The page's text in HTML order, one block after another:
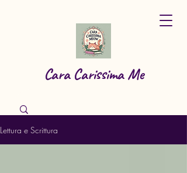
Cara Carissima Me
Lettura e Scrittura